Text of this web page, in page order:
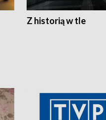
Z historią w tle